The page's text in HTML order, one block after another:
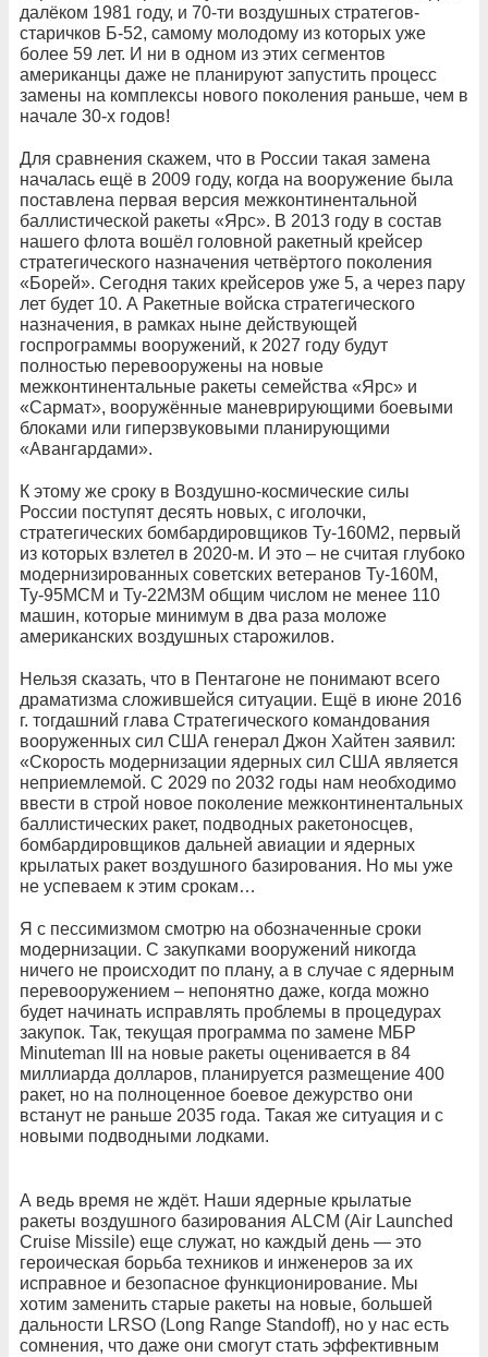
далёком 1981 году, и 70-ти воздушных стратегов-
старичков Б-52, самому молодому из которых уже
более 59 лет. И ни в одном из этих сегментов
американцы даже не планируют запустить процесс
замены на комплексы нового поколения раньше, чем в
начале 30-х годов!
Для сравнения скажем, что в России такая замена
началась ещё в 2009 году, когда на вооружение была
поставлена первая версия межконтинентальной
баллистической ракеты «Ярс». В 2013 году в состав
нашего флота вошёл головной ракетный крейсер
стратегического назначения четвёртого поколения
«Борей». Сегодня таких крейсеров уже 5, а через пару
лет будет 10. А Ракетные войска стратегического
назначения, в рамках ныне действующей
госпрограммы вооружений, к 2027 году будут
полностью перевооружены на новые
межконтинентальные ракеты семейства «Ярс» и
«Сармат», вооружённые маневрирующими боевыми
блоками или гиперзвуковыми планирующими
«Авангардами».
К этому же сроку в Воздушно-космические силы
России поступят десять новых, с иголочки,
стратегических бомбардировщиков Ту-160М2, первый
из которых взлетел в 2020-м. И это – не считая глубоко
модернизированных советских ветеранов Ту-160М,
Ту-95МСМ и Ту-22М3М общим числом не менее 110
машин, которые минимум в два раза моложе
американских воздушных старожилов.
Нельзя сказать, что в Пентагоне не понимают всего
драматизма сложившейся ситуации. Ещё в июне 2016
г. тогдашний глава Стратегического командования
вооруженных сил США генерал Джон Хайтен заявил:
«Скорость модернизации ядерных сил США является
неприемлемой. С 2029 по 2032 годы нам необходимо
ввести в строй новое поколение межконтинентальных
баллистических ракет, подводных ракетоносцев,
бомбардировщиков дальней авиации и ядерных
крылатых ракет воздушного базирования. Но мы уже
не успеваем к этим срокам…
Я с пессимизмом смотрю на обозначенные сроки
модернизации. С закупками вооружений никогда
ничего не происходит по плану, а в случае с ядерным
перевооружением – непонятно даже, когда можно
будет начинать исправлять проблемы в процедурах
закупок. Так, текущая программа по замене МБР
Minuteman III на новые ракеты оценивается в 84
миллиарда долларов, планируется размещение 400
ракет, но на полноценное боевое дежурство они
встанут не раньше 2035 года. Такая же ситуация и с
новыми подводными лодками.
А ведь время не ждёт. Наши ядерные крылатые
ракеты воздушного базирования ALCM (Air Launched
Cruise Missile) еще служат, но каждый день — это
героическая борьба техников и инженеров за их
исправное и безопасное функционирование. Мы
хотим заменить старые ракеты на новые, большей
дальности LRSO (Long Range Standoff), но у нас есть
сомнения, что даже они смогут стать эффективным